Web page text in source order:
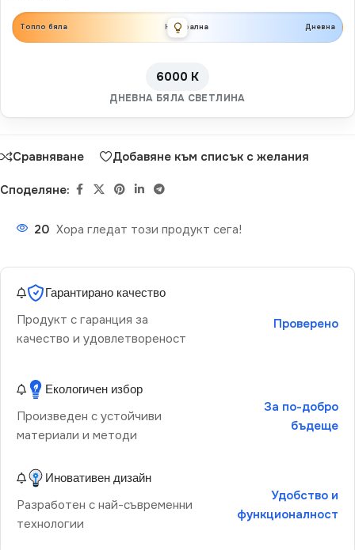
Топло бяла Неутрална Дневна
6000 K
ДНЕВНА БЯЛА СВЕТЛИНА
Сравняване Добавяне към списък с желания
Споделяне:
20 Хора гледат този продукт сега!
Гарантирано качество
Продукт с гаранция за
качество и удовлетвореност
Проверено
Екологичен избор
Произведен с устойчиви
материали и методи
За по-добро
бъдеще
Иновативен дизайн
Разработен с най-съвременни
технологии
Удобство и
функционалност